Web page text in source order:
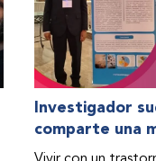
Investigador
comparte una